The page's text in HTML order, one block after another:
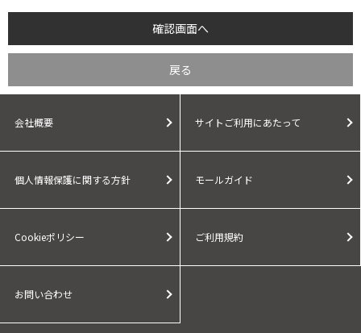
会社概要 サイトご利用にあたって
個人情報保護に関する方針 モールガイド
Cookieポリシー ご利用規約
お問い合わせ